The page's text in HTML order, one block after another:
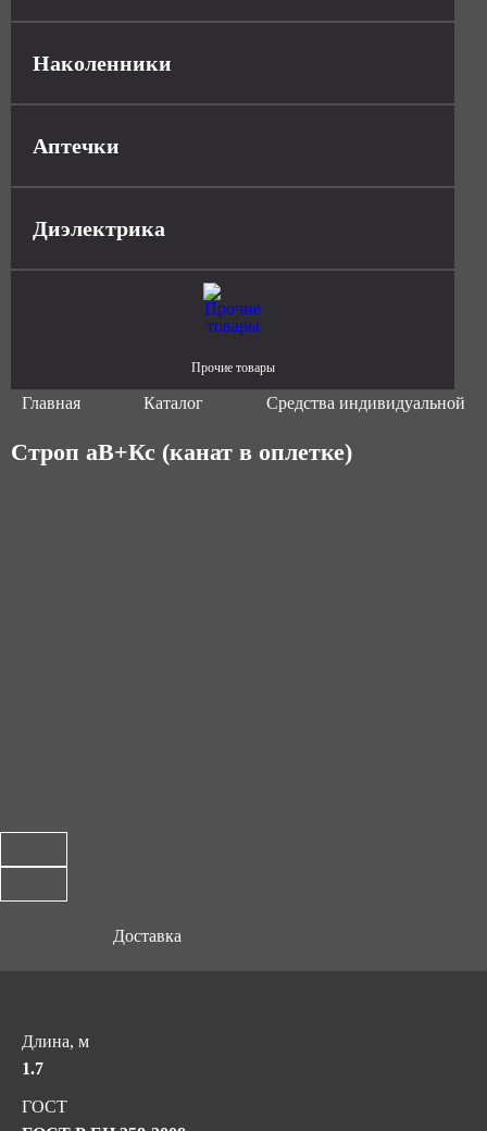
Наколенники
Аптечки
Диэлектрика
Прочие товары
Главная Каталог Средства индивидуальной
Строп аВ+Кс (канат в оплетке)
Доставка
Длина, м
1.7
ГОСТ